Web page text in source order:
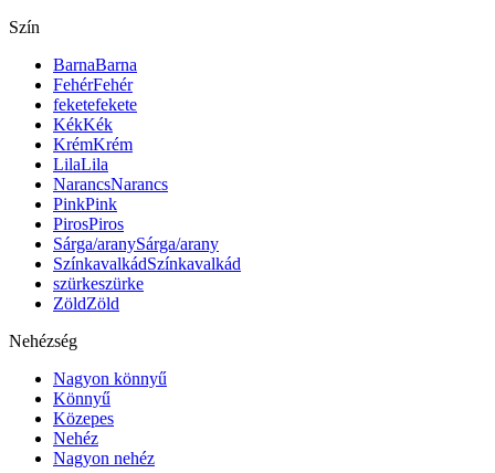
Szín
BarnaBarna
FehérFehér
feketefekete
KékKék
KrémKrém
LilaLila
NarancsNarancs
PinkPink
PirosPiros
Sárga/aranySárga/arany
SzínkavalkádSzínkavalkád
szürkeszürke
ZöldZöld
Nehézség
Nagyon könnyű
Könnyű
Közepes
Nehéz
Nagyon nehéz